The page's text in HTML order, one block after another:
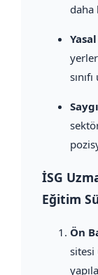
daha
İSG
Eğitim
Ön
sitesi